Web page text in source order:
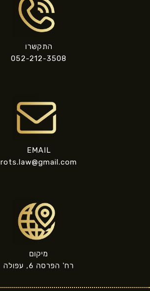
התקשרו
052-212-3508
EMAIL
rots.law@gmail.com
מיקום
רח' הפרסה 6, עפולה